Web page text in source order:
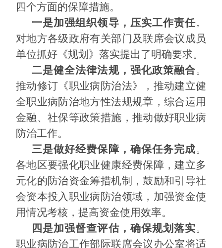
四个方面的保障措施。
一是加强组织领导，压实工作责任。
对地方各级政府有关部门及联席会议成员
单位抓好《规划》落实提出了明确要求。
二是健全法律法规，强化政策融合。
推动修订《职业病防治法》，推动建立健
全职业病防治地方性法规规章，综合运用
金融、社保等政策措施，推动做好职业病
防治工作。
三是做好经费保障，确保任务完成。
各地区要强化职业健康经费保障，建立多
元化的防治资金筹措机制，鼓励和引导社
会资本投入职业病防治领域，加强资金使
用情况考核，提高资金使用效率。
四是加强督查评估，确保规划落实。
职业病防治工作部际联席会议办公室将适